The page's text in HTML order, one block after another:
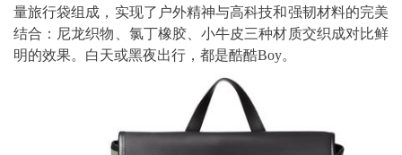
量旅行袋组成，实现了户外精神与高科技和强韧材料的完美
结合：尼龙织物、氯丁橡胶、小牛皮三种材质交织成对比鲜
明的效果。白天或黑夜出行，都是酷酷Boy。